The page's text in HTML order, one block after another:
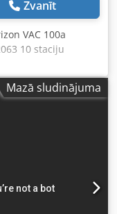
Zvanīt
VAC 100a
10 staciju
mm – maks. 350 x
kapacitāte: 55
Panelis vadībai
kontrole
video
Mazā sludinājuma